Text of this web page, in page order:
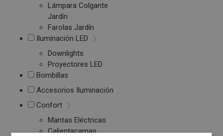
Lámpara Colgante
Jardín
Farolas Jardín
Iluminación LED
Downlights
Proyectores LED
Bombillas
Accesorios Iluminación
Confort
Mantas Eléctricas
Calientacamas